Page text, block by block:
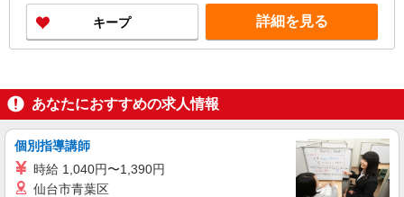
気軽にお問い合わせください！ ＊収入補償（10ヶ
月）／月10万円※研修・社員同行フォローも約2ヶ
月間と充実！ ◆商品買取りなし！しっかり稼げま
キープ 詳細を見る
あなたにおすすめの求人情報
個別指導講師
時給 1,040円〜1,390円
仙台市青葉区